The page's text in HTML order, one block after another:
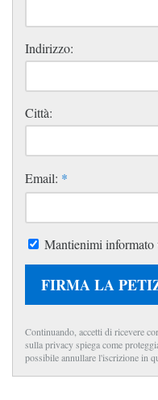
Indirizzo:
Città:
Email: *
Mantienimi informato
FIRMA LA
Continuando, accetti di ricevere
sulla privacy spiega come
possibile annullare l'iscrizione in